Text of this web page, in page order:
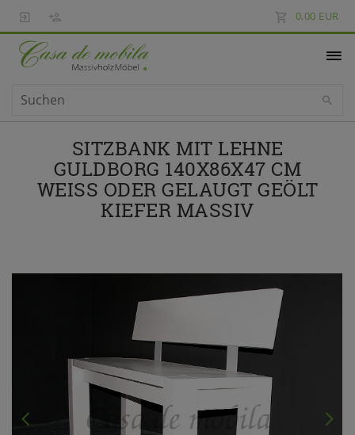
0,00 EUR
SITZBANK MIT LEHNE
GULDBORG 140X86X47 CM
WEISS ODER GELAUGT GEÖLT K
IEFER MASSIV